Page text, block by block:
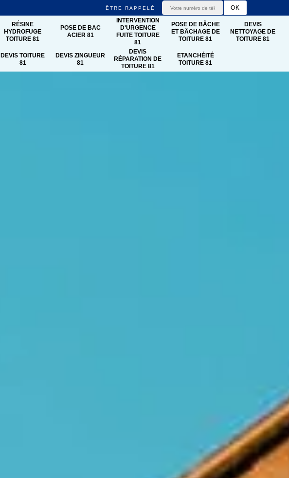
ÊTRE RAPPELÉ
RÉSINE
HYDROFUGE
TOITURE 81
POSE DE BAC
ACIER 81
INTERVENTION
D'URGENCE
FUITE TOITURE
81
POSE DE BÂCHE
ET BÂCHAGE DE
TOITURE 81
DEVIS
NETTOYAGE DE
TOITURE 81
DEVIS TOITURE
81
DEVIS ZINGUEUR
81
DEVIS
RÉPARATION DE
TOITURE 81
ETANCHÉITÉ
TOITURE 81